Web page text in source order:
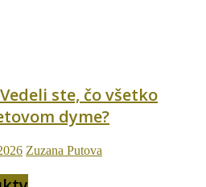
ste, čo všetko
dyme?
Zuzana Putova